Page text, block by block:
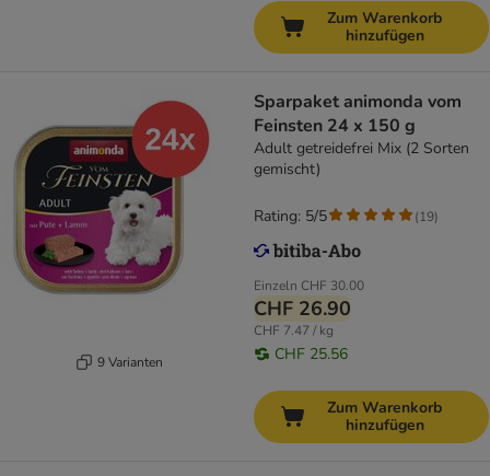
Zum Warenkorb
hinzufügen
9 Varianten
Sparpaket animonda vom
Feinsten 24 x 150 g
Adult getreidefrei Mix (2 Sorten
gemischt)
Einzeln CHF 30.00
CHF 26.90
CHF 7.47 / kg
CHF 25.56
Rating: 5/5 (19)
Zum Warenkorb
hinzufügen